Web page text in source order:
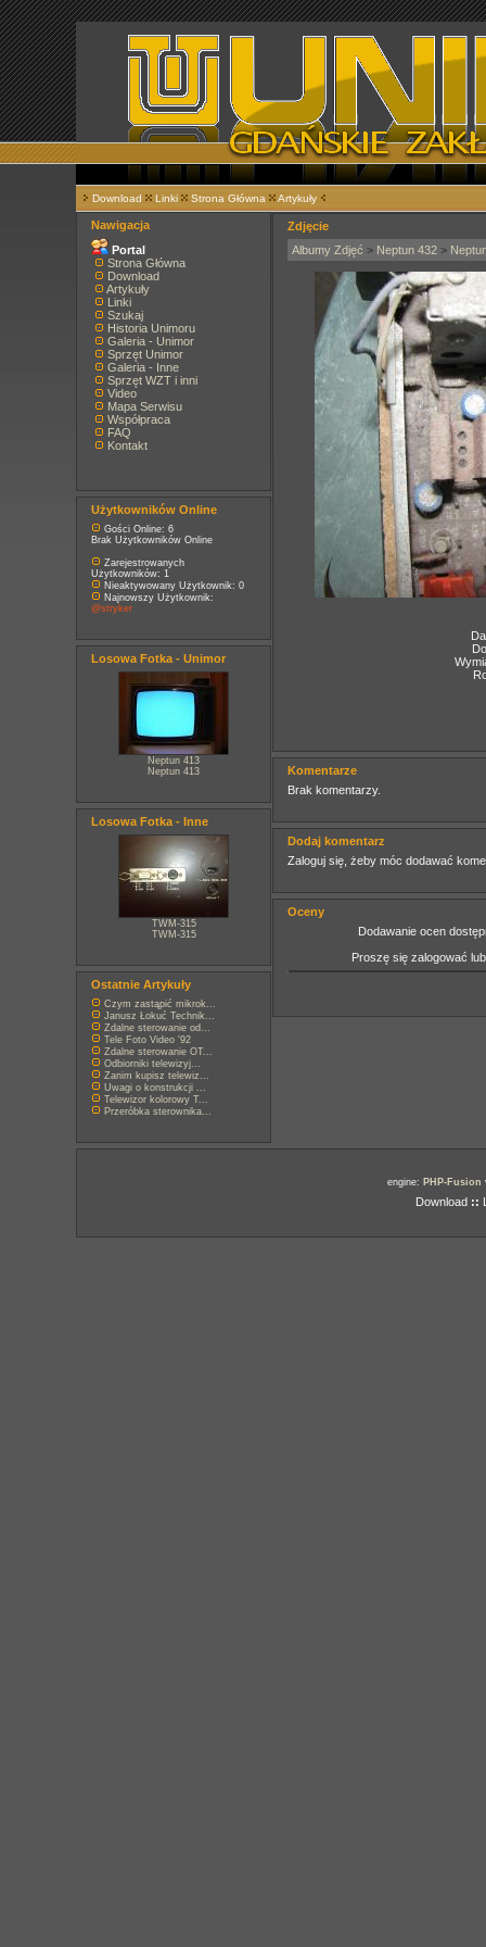
Download Linki Strona Główna Artykuły
Nawigacja
Portal
Strona Główna
Download
Artykuły
Linki
Szukaj
Historia Unimoru
Galeria - Unimor
Sprzęt Unimor
Galeria - Inne
Sprzęt WZT i inni
Video
Mapa Serwisu
Współpraca
FAQ
Kontakt
Użytkowników Online
Gości Online: 6
Brak Użytkowników Online
Zarejestrowanych
Użytkowników: 1
Nieaktywowany Użytkownik: 0
Najnowszy Użytkownik:
@stryker
Losowa Fotka - Unimor
Neptun 413
Neptun 413
Losowa Fotka - Inne
TWM-315
TWM-315
Ostatnie Artykuły
Czym zastąpić mikrok...
Janusz Łokuć Technik...
Zdalne sterowanie od...
Tele Foto Video '92
Zdalne sterowanie OT...
Odbiorniki telewizyj...
Zanim kupisz telewiz...
Uwagi o konstrukcji ...
Telewizor kolorowy T...
Przeróbka sterownika...
Zdjęcie
Albumy Zdjęć > Neptun 432 >
Komentarze
Brak komentarzy.
Dodaj komentarz
Zaloguj się, żeby móc dodawać
Oceny
Dodawanie ocen
Proszę się zalogować
engine: PHP-Fusion
Download ::